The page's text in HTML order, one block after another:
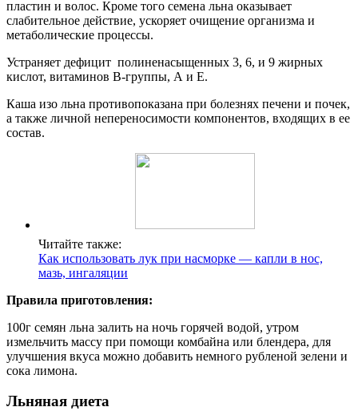
пластин и волос. Кроме того семена льна оказывает
слабительное действие, ускоряет очищение организма и
метаболические процессы.
Устраняет дефицит полиненасыщенных 3, 6, и 9 жирных
кислот, витаминов В-группы, А и Е.
Каша изо льна противопоказана при болезнях печени и почек,
а также личной непереносимости компонентов, входящих в ее
состав.
Читайте также:
Как использовать лук при насморке — капли в нос,
мазь, ингаляции
Правила приготовления:
100г семян льна залить на ночь горячей водой, утром
измельчить массу при помощи комбайна или блендера, для
улучшения вкуса можно добавить немного рубленой зелени и
сока лимона.
Льняная диета